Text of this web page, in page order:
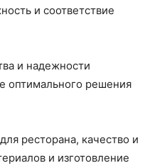
и соответствие
и надежности
оптимального решения
ресторана, качество и
и изготовление